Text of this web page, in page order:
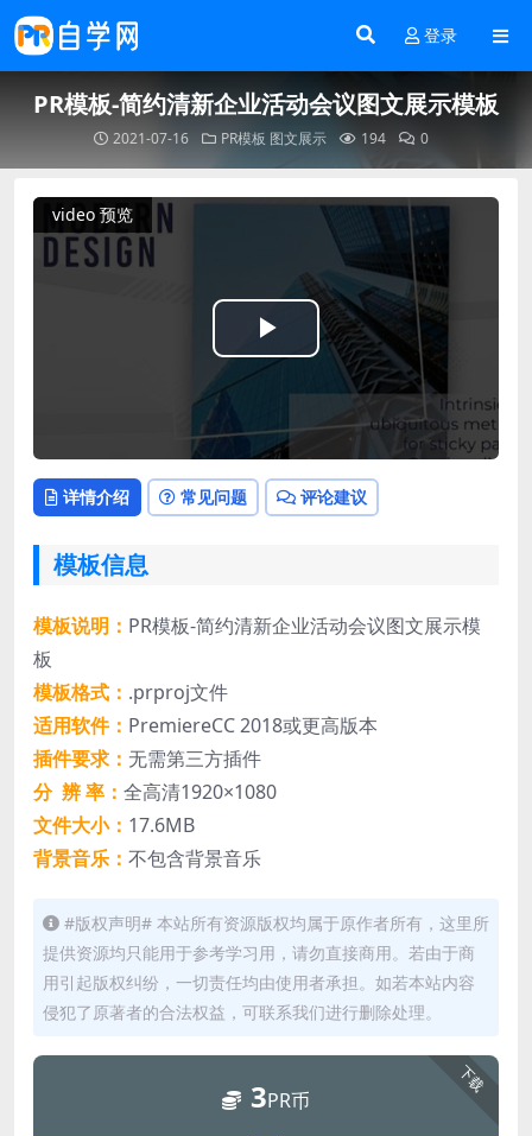
登录
PR模板-简约清新企业活动会议图文展示模板
2021-07-16 PR模板 图文展示 194 0
video 预览
Play
详情介绍 常见问题 评论建议
模板信息
模板说明： PR模板-简约清新企业活动会议图文展示模
板
模板格式： .prproj文件
适用软件： PremiereCC 2018或更高版本
插件要求： 无需第三方插件
分 辨 率： 全高清1920×1080
文件大小： 17.6MB
背景音乐： 不包含背景音乐
#版权声明# 本站所有资源版权均属于原作者所有，这里所
提供资源均只能用于参考学习用，请勿直接商用。若由于商
用引起版权纠纷，一切责任均由使用者承担。如若本站内容
侵犯了原著者的合法权益，可联系我们进行删除处理。
下载
3PR币